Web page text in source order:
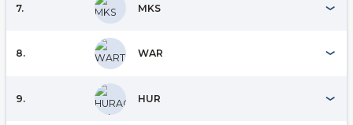
7. MKS
8. WAR
9. HUR